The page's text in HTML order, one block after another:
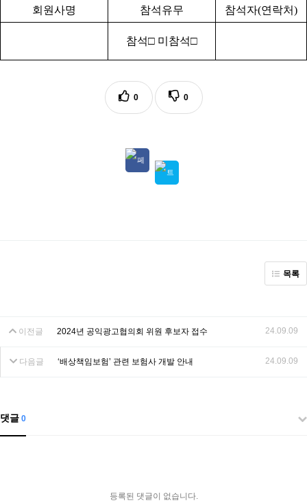
회원사명 참석유무 참석자(연락처)
참석□ 미참석□
0 0
목록
이전글 2024년 공익광고협의회 위원 후보자 접수 24.09.09
다음글 ‘배상책임보험’ 관련 보험사 개발 안내 24.09.09
댓글 0
등록된 댓글이 없습니다.